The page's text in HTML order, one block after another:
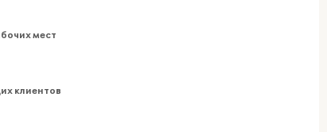
мест
клиентов